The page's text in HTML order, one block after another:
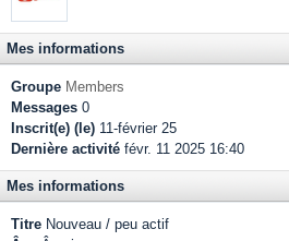
Mes informations
Groupe Members
Messages 0
Inscrit(e) (le) 11-février 25
Dernière activité févr. 11 2025 16:40
Mes informations
Titre Nouveau / peu actif